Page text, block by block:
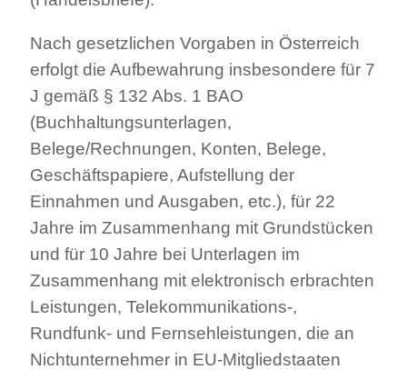
Nach gesetzlichen Vorgaben in Österreich
erfolgt die Aufbewahrung insbesondere für 7
J gemäß § 132 Abs. 1 BAO
(Buchhaltungsunterlagen,
Belege/Rechnungen, Konten, Belege,
Geschäftspapiere, Aufstellung der
Einnahmen und Ausgaben, etc.), für 22
Jahre im Zusammenhang mit Grundstücken
und für 10 Jahre bei Unterlagen im
Zusammenhang mit elektronisch erbrachten
Leistungen, Telekommunikations-,
Rundfunk- und Fernsehleistungen, die an
Nichtunternehmer in EU-Mitgliedstaaten